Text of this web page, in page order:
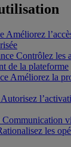
Améliorez
Contrôlez les
de la plateforme
Améliorez la
Autorisez
Communication
les